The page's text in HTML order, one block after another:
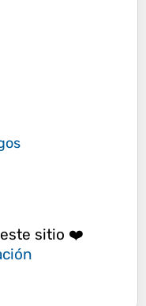
este sitio ❤️